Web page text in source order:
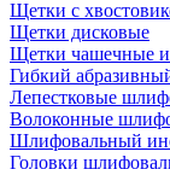
Щетки с
Щетки дисковые
Щетки чашечные и
Гибкий
Лепестковые
Волоконные
Шлифовальный
Головки